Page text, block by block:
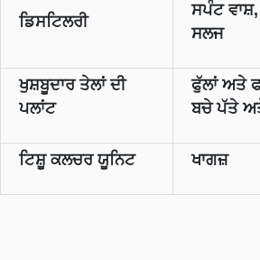
ਡਿਸਟਿਲਰੀ
ਸਪੰਟ
ਸਲਜ
ਖੁਸ਼ਬੂਦਾਰ ਤੇਲਾਂ ਦੀ
ਪਲਾਂਟ
ਫੁੱਲਾਂ ਅਤੇ
ਬਚੇ ਪੱਤੇ
ਟਿਸ਼ੂ ਕਲਚਰ ਯੂਨਿਟ ਖਾਗਜ਼